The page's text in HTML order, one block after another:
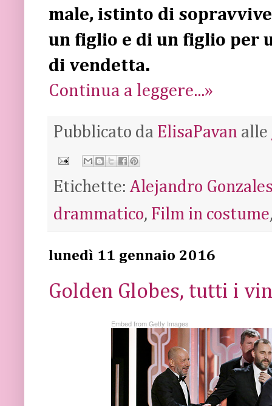
male, istinto di
un figlio e di un figlio per
di vendetta.
Continua a leggere...»
Pubblicato da ElisaPavan alle
Etichette:Alejandro
drammatico, Film in costume
lunedì 11 gennaio 2016
Golden Globes, tutti i
Embed from Getty Images